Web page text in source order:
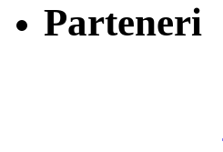
Parteneri